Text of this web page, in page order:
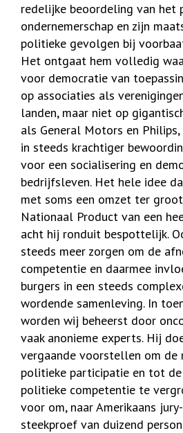
redelijke beoordeling van het
ondernemerschap en zijn
politieke gevolgen bij
Het ontgaat hem volledig
voor democratie van
op associaties als
landen, maar niet op
als General Motors en
in steeds krachtiger
voor een socialisering en
bedrijfsleven. Het hele idee
met soms een omzet ter
Nationaal Product van een
acht hij ronduit bespottelijk.
steeds meer zorgen om de
competentie en daarmee
burgers in een steeds
wordende samenleving. In
worden wij beheerst door
vaak anonieme experts. Hij
vergaande voorstellen om
politieke participatie en tot
politieke competentie te
voor om, naar Amerikaans
steekproef van duizend